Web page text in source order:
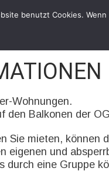
Wohnungen.
den Balkonen der
Sie mieten,
eigenen und
durch eine Gruppe
benutzt Cookies.